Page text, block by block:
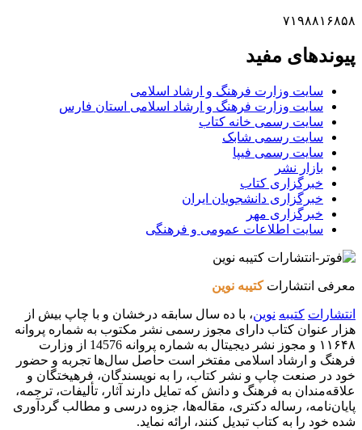
۷۱۹۸۸۱۶۸۵۸
پیوندهای مفید
سایت وزارت فرهنگ و ارشاد اسلامی
سایت وزارت فرهنگ و ارشاد اسلامی استان فارس
سایت رسمی خانه کتاب
سایت رسمی شابک
سایت رسمی فیپا
بازار نشر
خبرگزاری کتاب
خبرگزاری دانشجویان ایران
خبرگزاری مهر
سایت اطلاعات عمومی و فرهنگی
معرفی انتشاراتکتیبه نوین
انتشارات کتیبه نوین، با ده سال سابقه درخشان و با چاپ بیش از
هزار عنوان کتاب دارای مجوز رسمی نشر مکتوب به شماره پروانه
۱۱۶۴۸ و مجوز نشر دیجیتال به شماره پروانه 14576 از وزارت
فرهنگ و ارشاد اسلامی مفتخر است حاصل سال‌ها تجربه و حضور
خود در صنعت چاپ و نشر کتاب، را به نویسندگان، فرهیختگان و
علاقه‌مندان به فرهنگ و دانش که تمایل دارند آثار، تألیفات، ترجمه،
پایان‌نامه، رساله دکتری، مقاله‌ها، جزوه درسی و مطالب گردآوری
شده خود را به کتاب تبدیل کنند، ارائه نماید.